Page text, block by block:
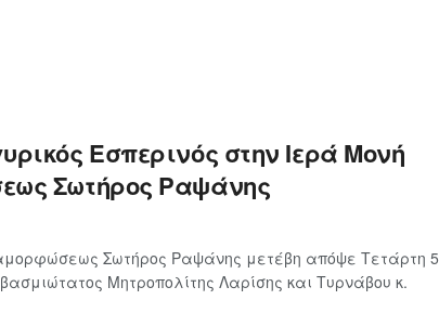
Εσπερινός στην Ιερά Μονή
Σωτήρος Ραψάνης
Σωτήρος Ραψάνης μετέβη απόψε Τετάρτη 5
Μητροπολίτης Λαρίσης και Τυρνάβου κ.